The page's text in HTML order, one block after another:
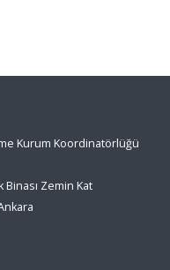
Kurum Koordinatörlüğü
Zemin Kat